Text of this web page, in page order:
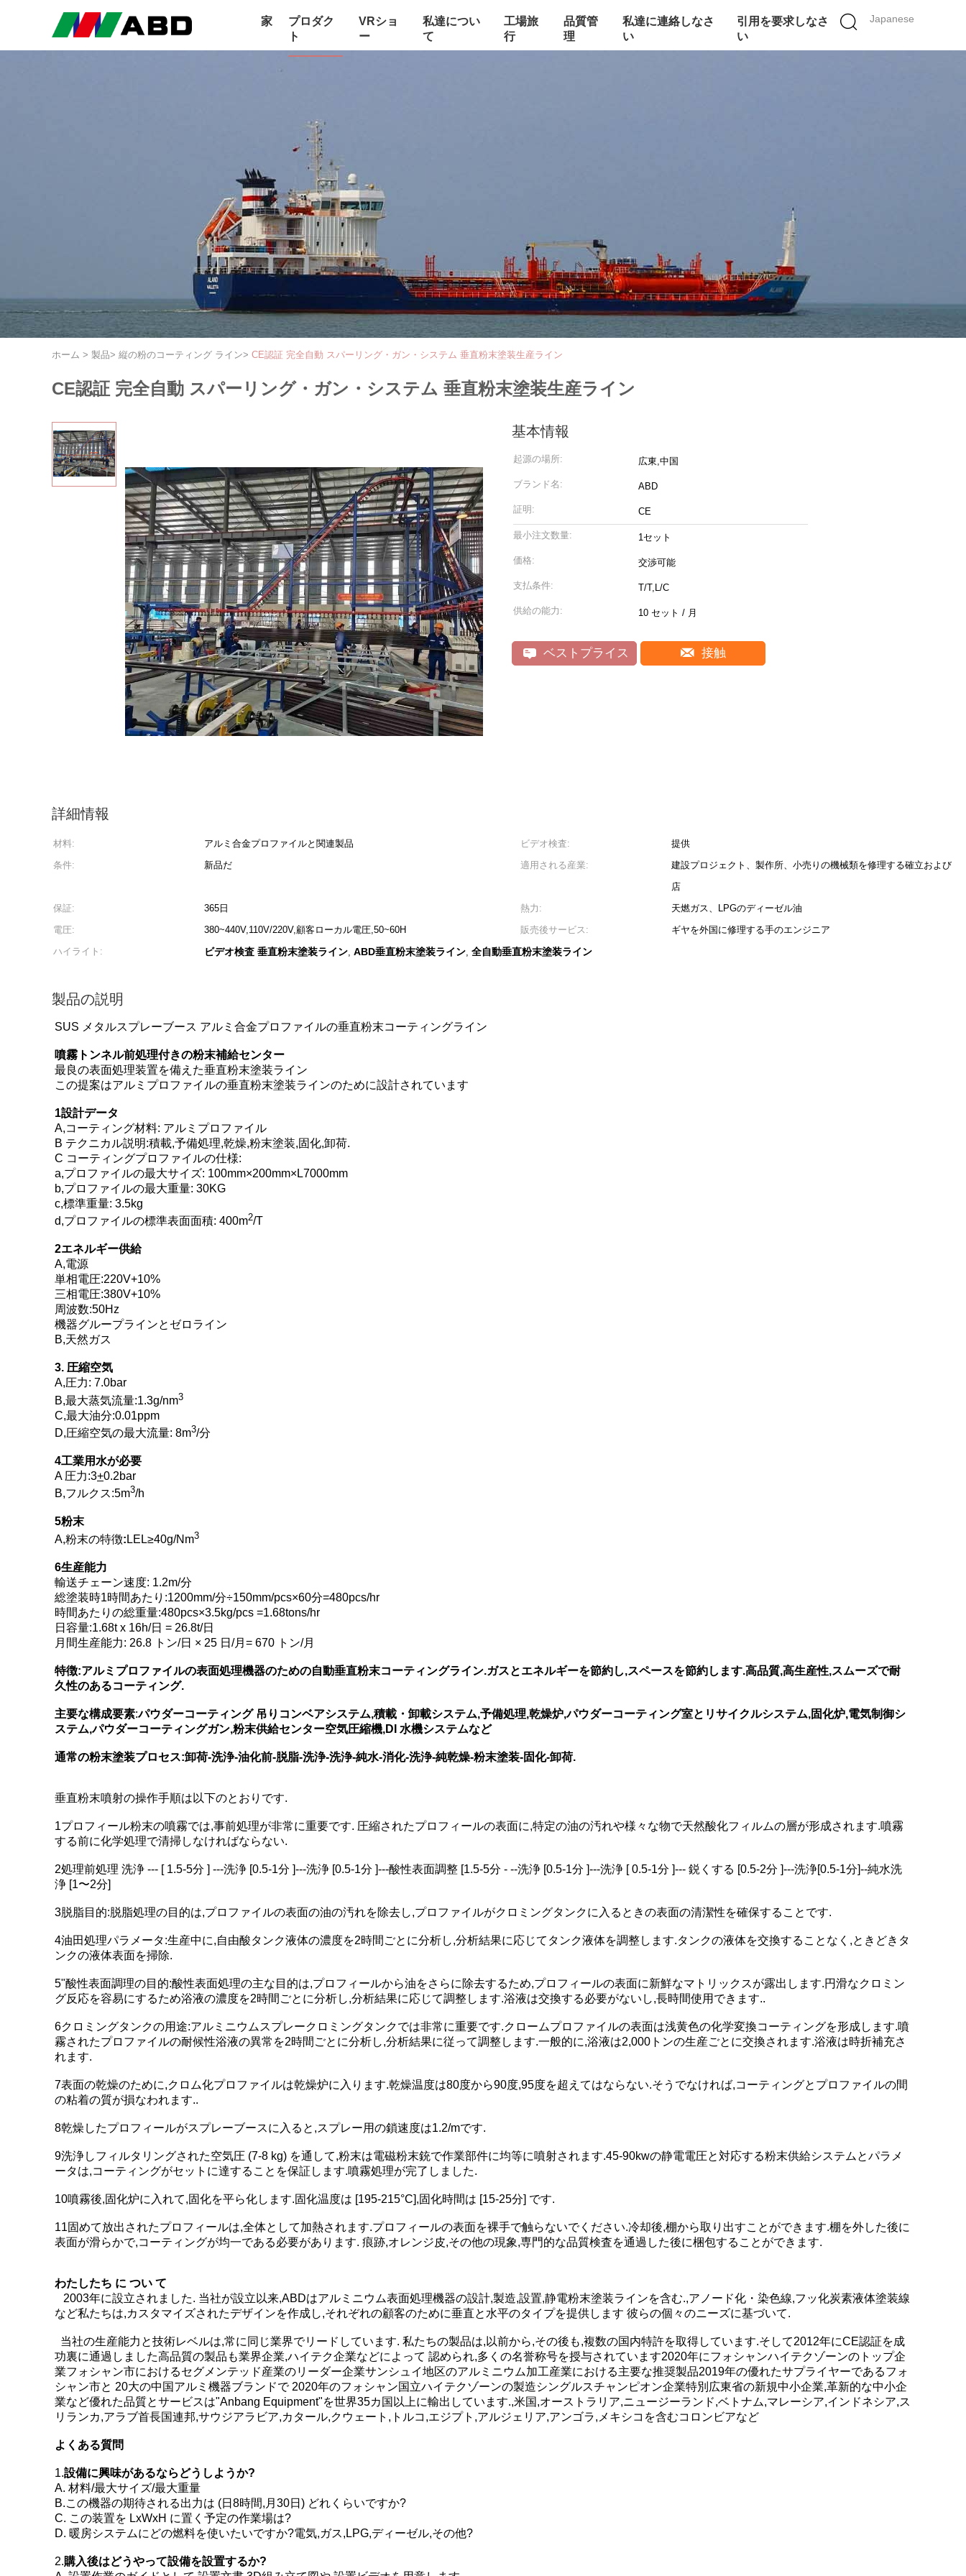
Japanese
家
プロダク
ト
VRショ
ー
私達につい
て
工場旅
行
品質管
理
私達に連絡しなさ
い
引用を要求しなさ
い
ホーム > 製品> 縦の粉のコーティング ライン> CE認証 完全自動 スパーリング・ガン・システム 垂直粉末塗装生産ライン
CE認証 完全自動 スパーリング・ガン・システム 垂直粉末塗装生産ライン
基本情報
起源の場所: 広東,中国
ブランド名: ABD
証明: CE
最小注文数量: 1セット
価格: 交渉可能
支払条件: T/T,L/C
供給の能力: 10 セット / 月
ベストプライス 接触
詳細情報
材料: アルミ合金プロファイルと関連製品 ビデオ検査:
提供
条件:
新品だ 適用される産業:
建設プロジェクト、製作所、小売りの機械類を修理する確立および
店
保証:
365日 熱力:
天燃ガス、LPGのディーゼル油
電圧:
380~440V,110V/220V,顧客ローカル電圧,50~60H 販売後サービス:
ギヤを外国に修理する手のエンジニア
ハイライト:
ビデオ検査 垂直粉末塗装ライン, ABD垂直粉末塗装ライン, 全自動垂直粉末塗装ライン
製品の説明
SUS メタルスプレーブース アルミ合金プロファイルの垂直粉末コーティングライン
噴霧トンネル前処理付きの粉末補給センター
最良の表面処理装置を備えた垂直粉末塗装ライン
この提案はアルミプロファイルの垂直粉末塗装ラインのために設計されています
1設計データ
A,コーティング材料: アルミプロファイル
B テクニカル説明:積載,予備処理,乾燥,粉末塗装,固化,卸荷.
C コーティングプロファイルの仕様:
a,プロファイルの最大サイズ: 100mm×200mm×L7000mm
b,プロファイルの最大重量: 30KG
c,標準重量: 3.5kg
d,プロファイルの標準表面面積: 400m2/T
2エネルギー供給
A,電源
単相電圧:220V+10%
三相電圧:380V+10%
周波数:50Hz
機器グループラインとゼロライン
B,天然ガス
3. 圧縮空気
A,圧力: 7.0bar
B,最大蒸気流量:1.3g/nm3
C,最大油分:0.01ppm
D,圧縮空気の最大流量: 8m3/分
4工業用水が必要
A 圧力:3+0.2bar
B,フルクス:5m3/h
5粉末
A,粉末の特徴: LEL≥40g/Nm3
6生産能力
輸送チェーン速度: 1.2m/分
総塗装時1時間あたり:1200mm/分÷150mm/pcs×60分=480pcs/hr
時間あたりの総重量:480pcs×3.5kg/pcs =1.68tons/hr
日容量:1.68t x 16h/日 = 26.8t/日
月間生産能力: 26.8 トン/日 × 25 日/月= 670 トン/月
特徴:アルミプロファイルの表面処理機器のための自動垂直粉末コーティングライン.ガスとエネルギーを節約し,スペースを節約します.高品質,高生産性,スムーズで耐
久性のあるコーティング.
主要な構成要素:パウダーコーティング 吊りコンベアシステム,積載・卸載システム,予備処理,乾燥炉,パウダーコーティング室とリサイクルシステム,固化炉,電気制御シ
ステム,パウダーコーティングガン,粉末供給センター空気圧縮機,DI 水機システムなど
通常の粉末塗装プロセス:卸荷-洗浄-油化前-脱脂-洗浄-洗浄-純水-消化-洗浄-純乾燥-粉末塗装-固化-卸荷.
垂直粉末噴射の操作手順は以下のとおりです.
1プロフィール粉末の噴霧では,事前処理が非常に重要です. 圧縮されたプロフィールの表面に,特定の油の汚れや様々な物で天然酸化フィルムの層が形成されます.噴霧
する前に化学処理で清掃しなければならない.
2処理前処理 洗浄 --- [ 1.5-5分 ] ---洗浄 [0.5-1分 ]---洗浄 [0.5-1分 ]---酸性表面調整 [1.5-5分 - --洗浄 [0.5-1分 ]---洗浄 [ 0.5-1分 ]--- 鋭くする [0.5-2分 ]---洗浄[0.5-1分]--純水洗
浄 [1〜2分]
3脱脂目的:脱脂処理の目的は,プロファイルの表面の油の汚れを除去し,プロファイルがクロミングタンクに入るときの表面の清潔性を確保することです.
4油田処理パラメータ:生産中に,自由酸タンク液体の濃度を2時間ごとに分析し,分析結果に応じてタンク液体を調整します.タンクの液体を交換することなく,ときどきタ
ンクの液体表面を掃除.
5"酸性表面調理の目的:酸性表面処理の主な目的は,プロフィールから油をさらに除去するため,プロフィールの表面に新鮮なマトリックスが露出します.円滑なクロミン
グ反応を容易にするため浴液の濃度を2時間ごとに分析し,分析結果に応じて調整します.浴液は交換する必要がないし,長時間使用できます..
6クロミングタンクの用途:アルミニウムスプレークロミングタンクでは非常に重要です.クロームプロファイルの表面は浅黄色の化学変換コーティングを形成します.噴
霧されたプロファイルの耐候性浴液の異常を2時間ごとに分析し,分析結果に従って調整します.一般的に,浴液は2,000トンの生産ごとに交換されます.浴液は時折補充さ
れます.
7表面の乾燥のために,クロム化プロファイルは乾燥炉に入ります.乾燥温度は80度から90度,95度を超えてはならない.そうでなければ,コーティングとプロファイルの間
の粘着の質が損なわれます..
8乾燥したプロフィールがスプレーブースに入ると,スプレー用の鎖速度は1.2/mです.
9洗浄しフィルタリングされた空気圧 (7-8 kg) を通して,粉末は電磁粉末銃で作業部件に均等に噴射されます.45-90kwの静電電圧と対応する粉末供給システムとパラメ
ータは,コーティングがセットに達することを保証します.噴霧処理が完了しました.
10噴霧後,固化炉に入れて,固化を平ら化します.固化温度は [195-215°C],固化時間は [15-25分] です.
11固めて放出されたプロフィールは,全体として加熱されます.プロフィールの表面を裸手で触らないでください.冷却後,棚から取り出すことができます.棚を外した後に
表面が滑らかで,コーティングが均一である必要があります. 痕跡,オレンジ皮,その他の現象,専門的な品質検査を通過した後に梱包することができます.
わたしたち に つい て
2003年に設立されました. 当社が設立以来,ABDはアルミニウム表面処理機器の設計,製造,設置,静電粉末塗装ラインを含む.,アノード化・染色線,フッ化炭素液体塗装線
など私たちは,カスタマイズされたデザインを作成し,それぞれの顧客のために垂直と水平のタイプを提供します 彼らの個々のニーズに基づいて.
当社の生産能力と技術レベルは,常に同じ業界でリードしています. 私たちの製品は,以前から,その後も,複数の国内特許を取得しています.そして2012年にCE認証を成
功裏に通過しました高品質の製品も業界企業,ハイテク企業などによって 認められ,多くの名誉称号を授与されています2020年にフォシャンハイテクゾーンのトップ企
業フォシャン市におけるセグメンテッド産業のリーダー企業サンシュイ地区のアルミニウム加工産業における主要な推奨製品2019年の優れたサプライヤーであるフォ
シャン市と 20大の中国アルミ機器ブランドで 2020年のフォシャン国立ハイテクゾーンの製造シングルスチャンピオン企業特別広東省の新規中小企業,革新的な中小企
業など優れた品質とサービスは"Anbang Equipment"を世界35カ国以上に輸出しています.,米国,オーストラリア,ニュージーランド,ベトナム,マレーシア,インドネシア,ス
リランカ,アラブ首長国連邦,サウジアラビア,カタール,クウェート,トルコ,エジプト,アルジェリア,アンゴラ,メキシコを含むコロンビアなど
よくある質問
1.設備に興味があるならどうしようか?
A. 材料/最大サイズ/最大重量
B.この機器の期待される出力は (日8時間,月30日) どれくらいですか?
C. この装置を LxWxH に置く予定の作業場は?
D. 暖房システムにどの燃料を使いたいですか?電気,ガス,LPG,ディーゼル,その他?
2.購入後はどうやって設備を設置するか?